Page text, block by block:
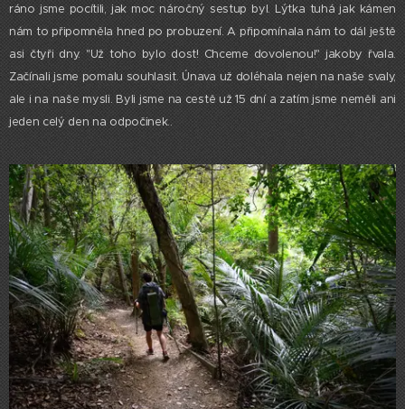
ráno jsme pocítili, jak moc náročný sestup byl. Lýtka tuhá jak kámen
nám to připomněla hned po probuzení. A připomínala nám to dál ještě
asi čtyři dny. "Už toho bylo dost! Chceme dovolenou!" jakoby řvala.
Začínali jsme pomalu souhlasit. Únava už doléhala nejen na naše svaly,
ale i na naše mysli. Byli jsme na cestě už 15 dní a zatím jsme neměli ani
jeden celý den na odpočinek..